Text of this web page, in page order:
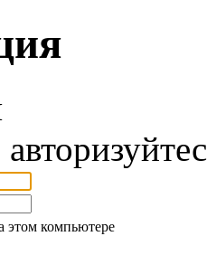
этом компьютере